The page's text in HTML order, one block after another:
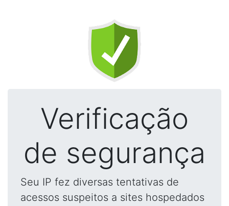
Verificação
de segurança
Seu IP fez diversas tentativas de
acessos suspeitos a sites hospedados